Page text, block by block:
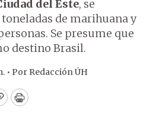
del Este, se
de marihuana y
Se presume que
destino Brasil.
• Por Redacción ÚH
Print